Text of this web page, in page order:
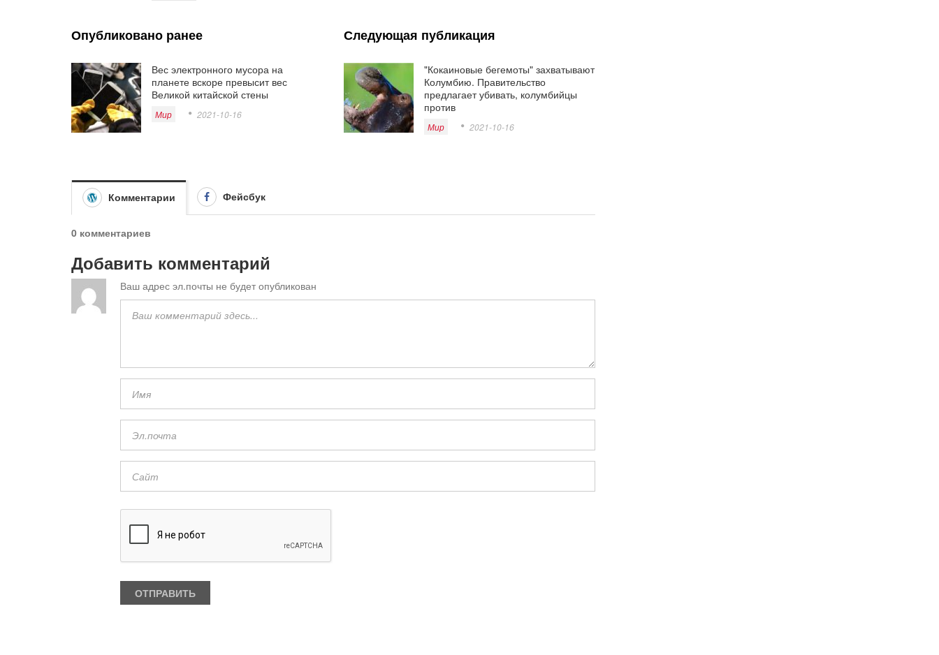
Опубликовано ранее
Вес электронного мусора на
планете вскоре превысит вес
Великой китайской стены
Мир 2021-10-16
Следующая публикация
"Кокаиновые бегемоты" захватывают
Колумбию. Правительство
предлагает убивать, колумбийцы
против
Мир 2021-10-16
Комментарии Фейсбук
0 комментариев
Добавить комментарий
Ваш адрес эл.почты не будет опубликован